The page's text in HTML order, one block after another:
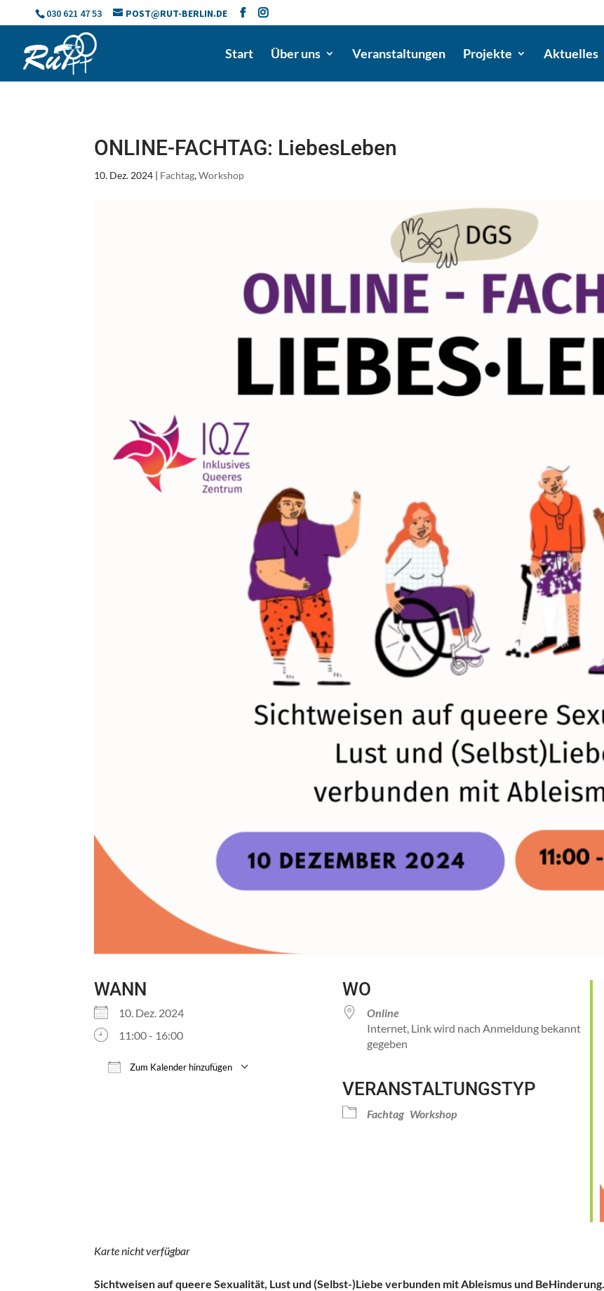
030 621 47 53 POST@RUT-BERLIN.DE
Start Über uns Veranstaltungen Projekte Aktuelles
ONLINE-FACHTAG: LiebesLeben
10. Dez. 2024 | Fachtag,Workshop
WANN
10. Dez. 2024
11:00 - 16:00
Zum Kalender hinzufügen
Google Kalender iCalendar
WO
Online
Internet, Link wird nach Anmeldung bekannt
gegeben
VERANSTALTUNGSTYP
Fachtag Workshop
Karte nicht verfügbar
Sichtweisen auf queere Sexualität, Lust und (Selbst-)Liebe verbunden mit Ableismus und BeHinderung.